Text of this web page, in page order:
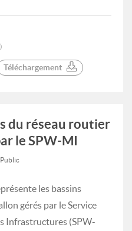
Téléchargement
du réseau routier
le SPW-MI
Public
les bassins
gérés par le Service
Infrastructures (SPW-